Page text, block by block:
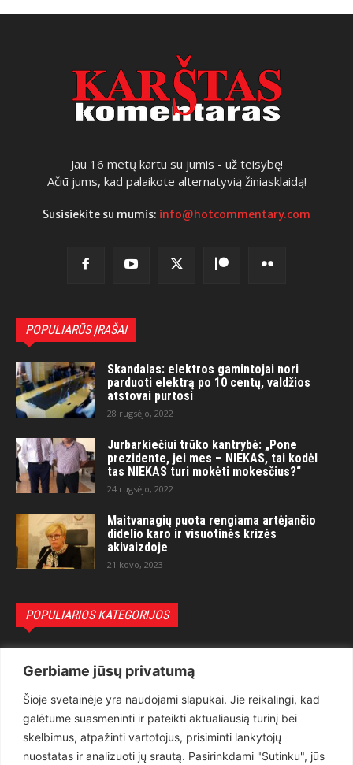
Gerbiame jūsų privatumą
Šioje svetainėje yra naudojami slapukai. Jie reikalingi, kad
galėtume suasmeninti ir pateikti aktualiausią turinį bei
skelbimus, atpažinti vartotojus, prisiminti lankytojų
nuostatas ir analizuoti jų srautą. Pasirinkdami "Sutinku", jūs
Jau 16 metų kartu su jumis - už teisybę!
Ačiū jums, kad palaikote alternatyvią žiniasklaidą!
Susisiekite su mumis: info@hotcommentary.com
POPULIARŪS ĮRAŠAI
Skandalas: elektros gamintojai nori
parduoti elektrą po 10 centų, valdžios
atstovai purtosi
28 rugsėjo, 2022
Jurbarkiečiui trūko kantrybė: „Pone
prezidente, jei mes – NIEKAS, tai kodėl
tas NIEKAS turi mokėti mokesčius?“
24 rugsėjo, 2022
Maitvanagių puota rengiama artėjančio
didelio karo ir visuotinės krizės
akivaizdoje
21 kovo, 2023
POPULIARIOS KATEGORIJOS
Teisėsauga
1497
Aktualu
Lietuva
619